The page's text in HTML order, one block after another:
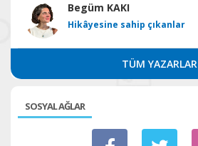
Begüm KAKI
Hikâyesine sahip çıkanlar
TÜM YAZARLAR
SOSYAL AĞLAR